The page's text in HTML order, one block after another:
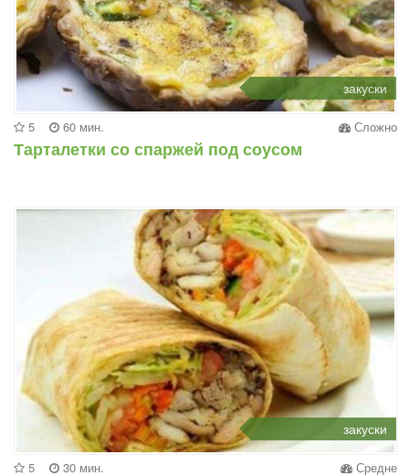
закуски
5 60 мин. Сложно
Тарталетки со спаржей под соусом
закуски
5 30 мин. Средне